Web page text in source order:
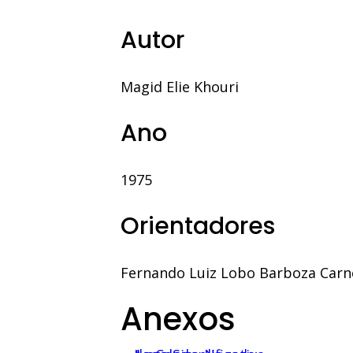
Autor
Magid Elie Khouri
Ano
1975
Orientadores
Fernando Luiz Lobo Barboza
Anexos